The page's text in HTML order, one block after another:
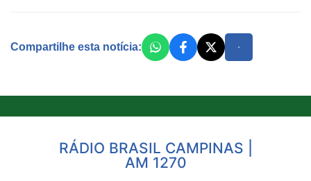
Compartilhe esta notícia:
RÁDIO BRASIL CAMPINAS |
AM 1270